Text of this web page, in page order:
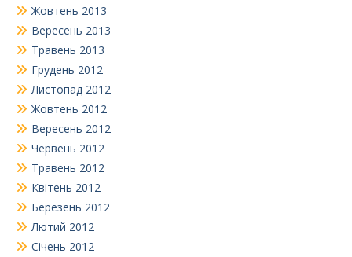
Жовтень 2013
Вересень 2013
Травень 2013
Грудень 2012
Листопад 2012
Жовтень 2012
Вересень 2012
Червень 2012
Травень 2012
Квітень 2012
Березень 2012
Лютий 2012
Січень 2012